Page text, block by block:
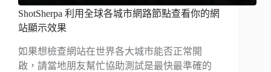
ShotSherpa 利用全球各城市網路節點查看你的網
站顯示效果
如果想檢查網站在世界各大城市能否正常開
啟，請當地朋友幫忙協助測試是最快最準確的